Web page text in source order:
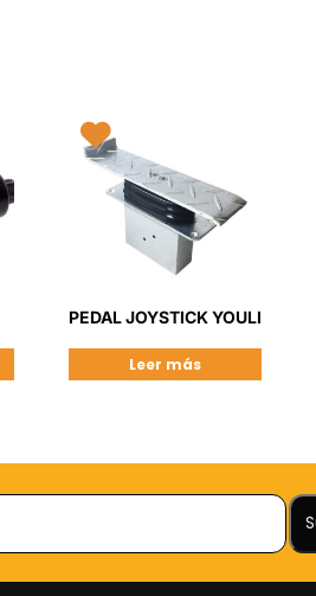
PEDAL JOYSTICK YOULI
Leer más